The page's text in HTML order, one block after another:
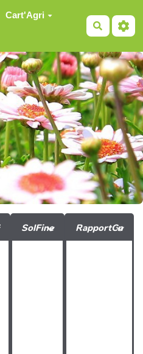
Cart'Agri
SolFine RapportCn